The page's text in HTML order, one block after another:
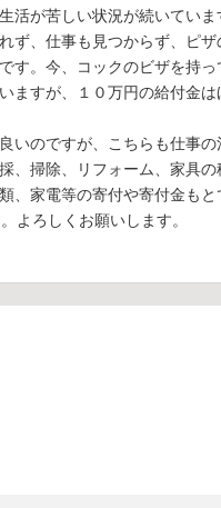
活が苦しい状況が続いてい
ず、仕事も見つからず、ピ
す。今、コックのビザを持
ますが、１０万円の給付金
のですが、こちらも仕事の
、掃除、リフォーム、家具
、家電等の寄付や寄付金も
よろしくお願いします。